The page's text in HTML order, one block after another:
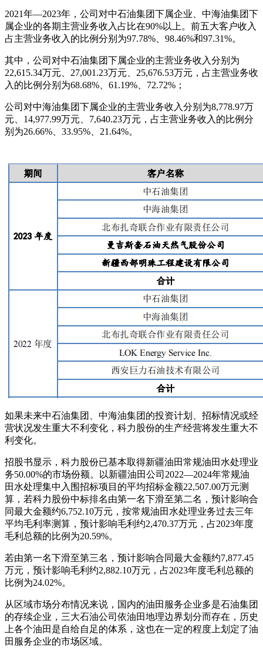
2021年—2023年，公司对中石油集团下属企业、中海油集团下
属企业的各期主营业务收入占比在90%以上。前五大客户收入
占主营业务收入的比例分别为97.78%、98.46%和97.31%。
其中，公司对中石油集团下属企业的主营业务收入分别为
22,615.34万元、27,001.23万元、25,676.53万元，占主营业务收
入的比例分别为68.68%、61.19%、72.72%；
公司对中海油集团下属企业的主营业务收入分别为8,778.97万
元、14,977.99万元、7,640.23万元，占主营业务收入的比例分
别为26.66%、33.95%、21.64%。
如果未来中石油集团、中海油集团的投资计划、招标情况或经
营状况发生重大不利变化，科力股份的生产经营将发生重大不
利变化。
招股书显示，科力股份已基本取得新疆油田常规油田水处理业
务50.00%的市场份额。以新疆油田公司2022—2024年常规油
田水处理集中入围招标项目的平均招标金额22,507.00万元测
算，若科力股份中标排名由第一名下滑至第二名，预计影响合
同最大金额约6,752.10万元，按常规油田水处理业务过去三年
平均毛利率测算，预计影响毛利约2,470.37万元，占2023年度
毛利总额的比例为20.59%。
若由第一名下滑至第三名，预计影响合同最大金额约7,877.45
万元，预计影响毛利约2,882.10万元，占2023年度毛利总额的
比例为24.02%。
从区域市场分布情况来说，国内的油田服务企业多是石油集团
的存续企业，三大石油公司依油田地理边界划分而存在，历史
上各个油田是自给自足的体系，这也在一定的程度上划定了油
田服务企业的市场区域。